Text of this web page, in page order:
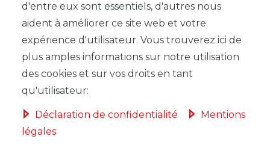
DANS LE PANIER
d'entre eux sont essentiels, d'autres nous
aident à améliorer ce site web et votre
expérience d'utilisateur. Vous trouverez ici de
plus amples informations sur notre utilisation
des cookies et sur vos droits en tant
qu'utilisateur:
Déclaration de confidentialité
Mentions
légales